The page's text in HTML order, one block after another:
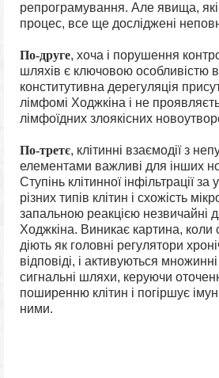
репрограмування. Але явища,
процес, все ще досліджені
По-друге, хоча і порушення
шляхів є ключовою особливістю
конститутивна дерегуляція
лімфомі Ходжкіна і не
лімфоїдних злоякісних
По-третє, клітинні взаємодії з
елементами важливі для інших
Ступінь клітинної інфільтрації
різних типів клітин і схожість
запальною реакцією незвичайні
Ходжкіна. Виникає картина, коли
діють як головні регулятори
відповіді, і активуються множинні
сигнальні шляхи, керуючи
поширенню клітин і погіршує
ними.